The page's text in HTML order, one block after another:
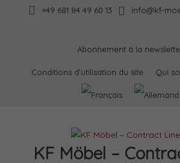
+49 681 84 49 60 13 info@kf-
Abonnement à la
Conditions d’utilisation du site Qui
KF Möbel –